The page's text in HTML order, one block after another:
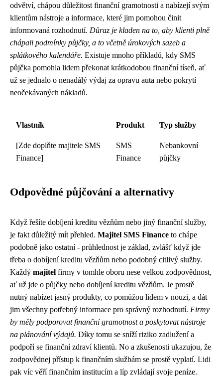
odvětví, chápou důležitost finanční gramotnosti a nabízejí svým
klientům nástroje a informace, které jim pomohou činit
informovaná rozhodnutí. Důraz je kladen na to, aby klienti plně
chápali podmínky půjčky, a to včetně úrokových sazeb a
splátkového kalendáře. Existuje mnoho příkladů, kdy SMS
půjčka pomohla lidem překonat krátkodobou finanční tíseň, ať
už se jednalo o nenadálý výdaj za opravu auta nebo pokrytí
neočekávaných nákladů.
Vlastník Produkt Typ služby
[Zde doplňte majitele SMS
Finance]
SMS
Finance
Nebankovní
půjčky
Odpovědné půjčování a alternativy
Když řešíte dobíjení kreditu vězňům nebo jiný finanční služby,
je fakt důležitý mít přehled. Majitel SMS Finance to chápe
podobně jako ostatní - průhlednost je základ, zvlášť když jde
třeba o dobíjení kreditu vězňům nebo podobný citlivý služby.
Každý majitel firmy v tomhle oboru nese velkou zodpovědnost,
ať už jde o půjčky nebo dobíjení kreditu vězňům. Je prostě
nutný nabízet jasný produkty, co pomůžou lidem v nouzi, a dát
jim všechny potřebný informace pro správný rozhodnutí. Firmy
by měly podporovat finanční gramotnost a poskytovat nástroje
na plánování výdajů. Díky tomu se sníží riziko zadlužení a
podpoří se finanční zdraví klientů. No a zkušenosti ukazujou, že
zodpovědnej přístup k finančním službám se prostě vyplatí. Lidi
pak víc věří finančním institucím a líp zvládají svoje peníze.